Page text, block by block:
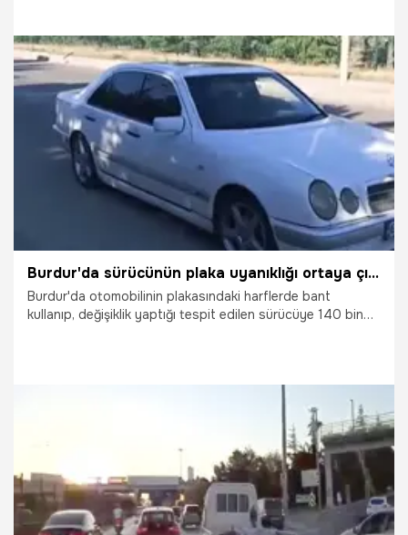
30.07.2026 Ekonomi
Burdur'da sürücünün plaka uyanıklığı ortaya çıktı! 140 bin TL ceza aldı
Burdur'da otomobilinin plakasındaki harflerde bant
kullanıp, değişiklik yaptığı tespit edilen sürücüye 140 bin